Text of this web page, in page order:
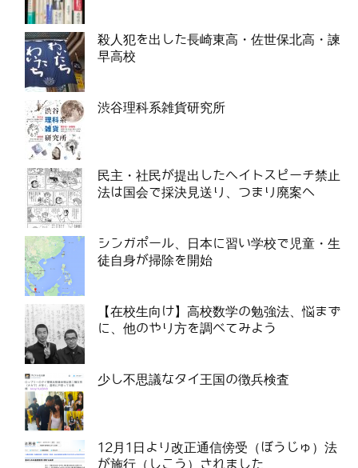
殺人犯を出した長崎東高・佐世保北高・諫
早高校
渋谷理科系雑貨研究所
民主・社民が提出したヘイトスピーチ禁止
法は国会で採決見送り、つまり廃案へ
シンガポール、日本に習い学校で児童・生
徒自身が掃除を開始
【在校生向け】高校数学の勉強法、悩まず
に、他のやり方を調べてみよう
少し不思議なタイ王国の徴兵検査
12月1日より改正通信傍受（ぼうじゅ）法
が施行（しこう）されました